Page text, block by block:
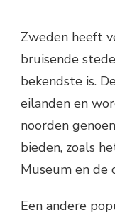
Zweden heeft
bruisende
bekendste is.
eilanden en
noorden
bieden, zoals
Museum en de
Een andere